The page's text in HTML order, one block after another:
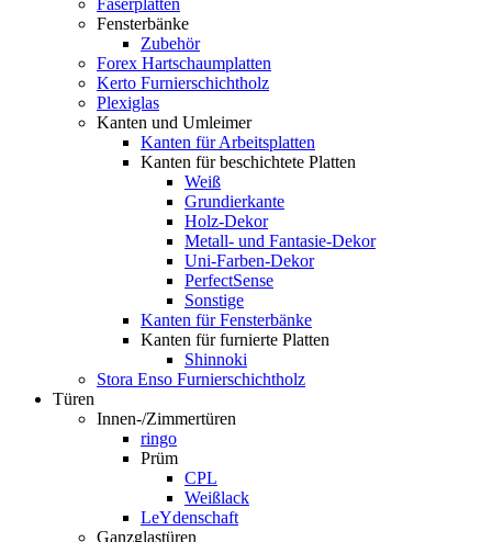
Fensterbänke
Zubehör
Forex Hartschaumplatten
Kerto Furnierschichtholz
Plexiglas
Kanten und Umleimer
Kanten für Arbeitsplatten
Kanten für beschichtete Platten
Weiß
Grundierkante
Holz-Dekor
Metall- und Fantasie-Dekor
Uni-Farben-Dekor
PerfectSense
Sonstige
Kanten für Fensterbänke
Kanten für furnierte Platten
Shinnoki
Stora Enso Furnierschichtholz
Türen
Innen-/Zimmertüren
ringo
Prüm
CPL
Weißlack
LeYdenschaft
Ganzglastüren